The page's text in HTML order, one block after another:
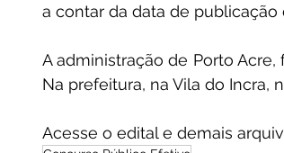
a contar da data de publicação
A administração de Porto
Na prefeitura, na Vila do Incra,
Acesse o edital e demais